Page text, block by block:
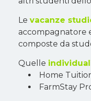
Le vacanze
accompagnatore
composte da
Quelle
Home
FarmStay